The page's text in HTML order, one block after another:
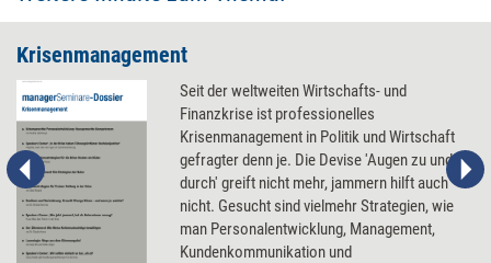
Krisenmanagement
Seit der weltweiten Wirtschafts- und
Finanzkrise ist professionelles
Krisenmanagement in Politik und Wirtschaft
gefragter denn je. Die Devise 'Augen zu und
durch' greift nicht mehr, jammern hilft auch
nicht. Gesucht sind vielmehr Strategien, wie
man Personalentwicklung, Management,
Kundenkommunikation und